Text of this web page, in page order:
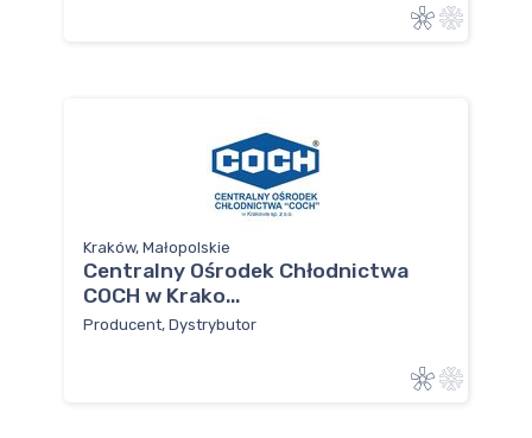
Kraków, Małopolskie
Centralny Ośrodek Chłodnictwa
COCH w Krako...
Producent, Dystrybutor